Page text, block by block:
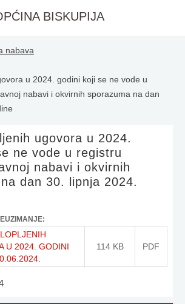
BISKUPIJA
nabava
u 2024. godini koji se ne vode u
nabavi i okvirnih sporazuma na dan
ugovora u 2024.
ne vode u registru
nabavi i okvirnih
dan 30. lipnja 2024.
U 2024. GODINI
114 KB PDF